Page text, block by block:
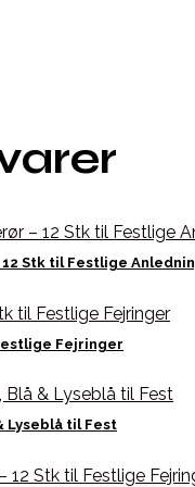
Stk til Festlige
Fejringer
Lyseblå til Fest